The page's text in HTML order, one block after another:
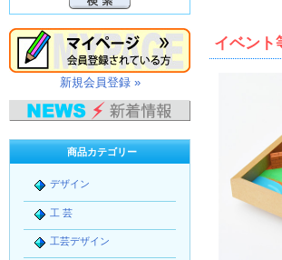
イベント
新規会員登録 »
商品カテゴリー
デザイン
工 芸
工芸デザイン